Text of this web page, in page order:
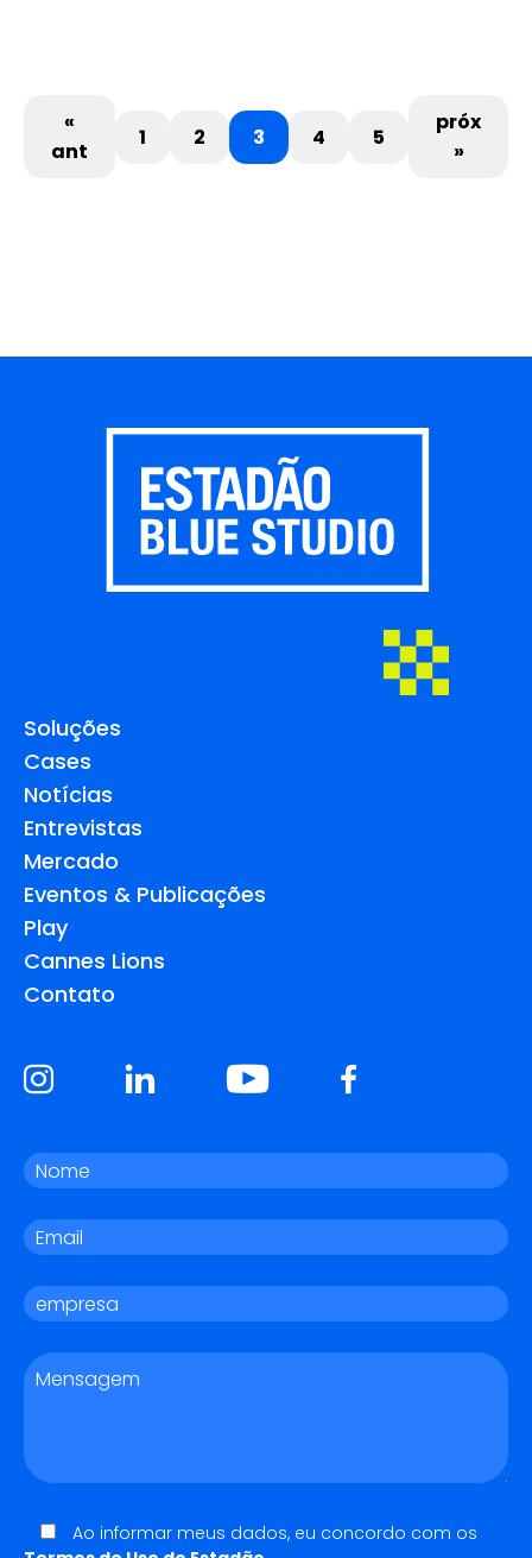
«
ant
1 2 3 4 5
próx
»
Soluções
Cases
Notícias
Entrevistas
Mercado
Eventos & Publicações
Play
Cannes Lions
Contato
Ao informar meus dados, eu concordo com os